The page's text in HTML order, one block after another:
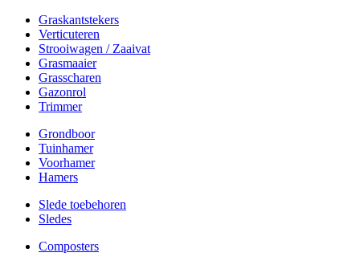
Graskantstekers
Verticuteren
Strooiwagen / Zaaivat
Grasmaaier
Grasscharen
Gazonrol
Trimmer
Grondboor
Tuinhamer
Voorhamer
Hamers
Slede toebehoren
Sledes
Composters